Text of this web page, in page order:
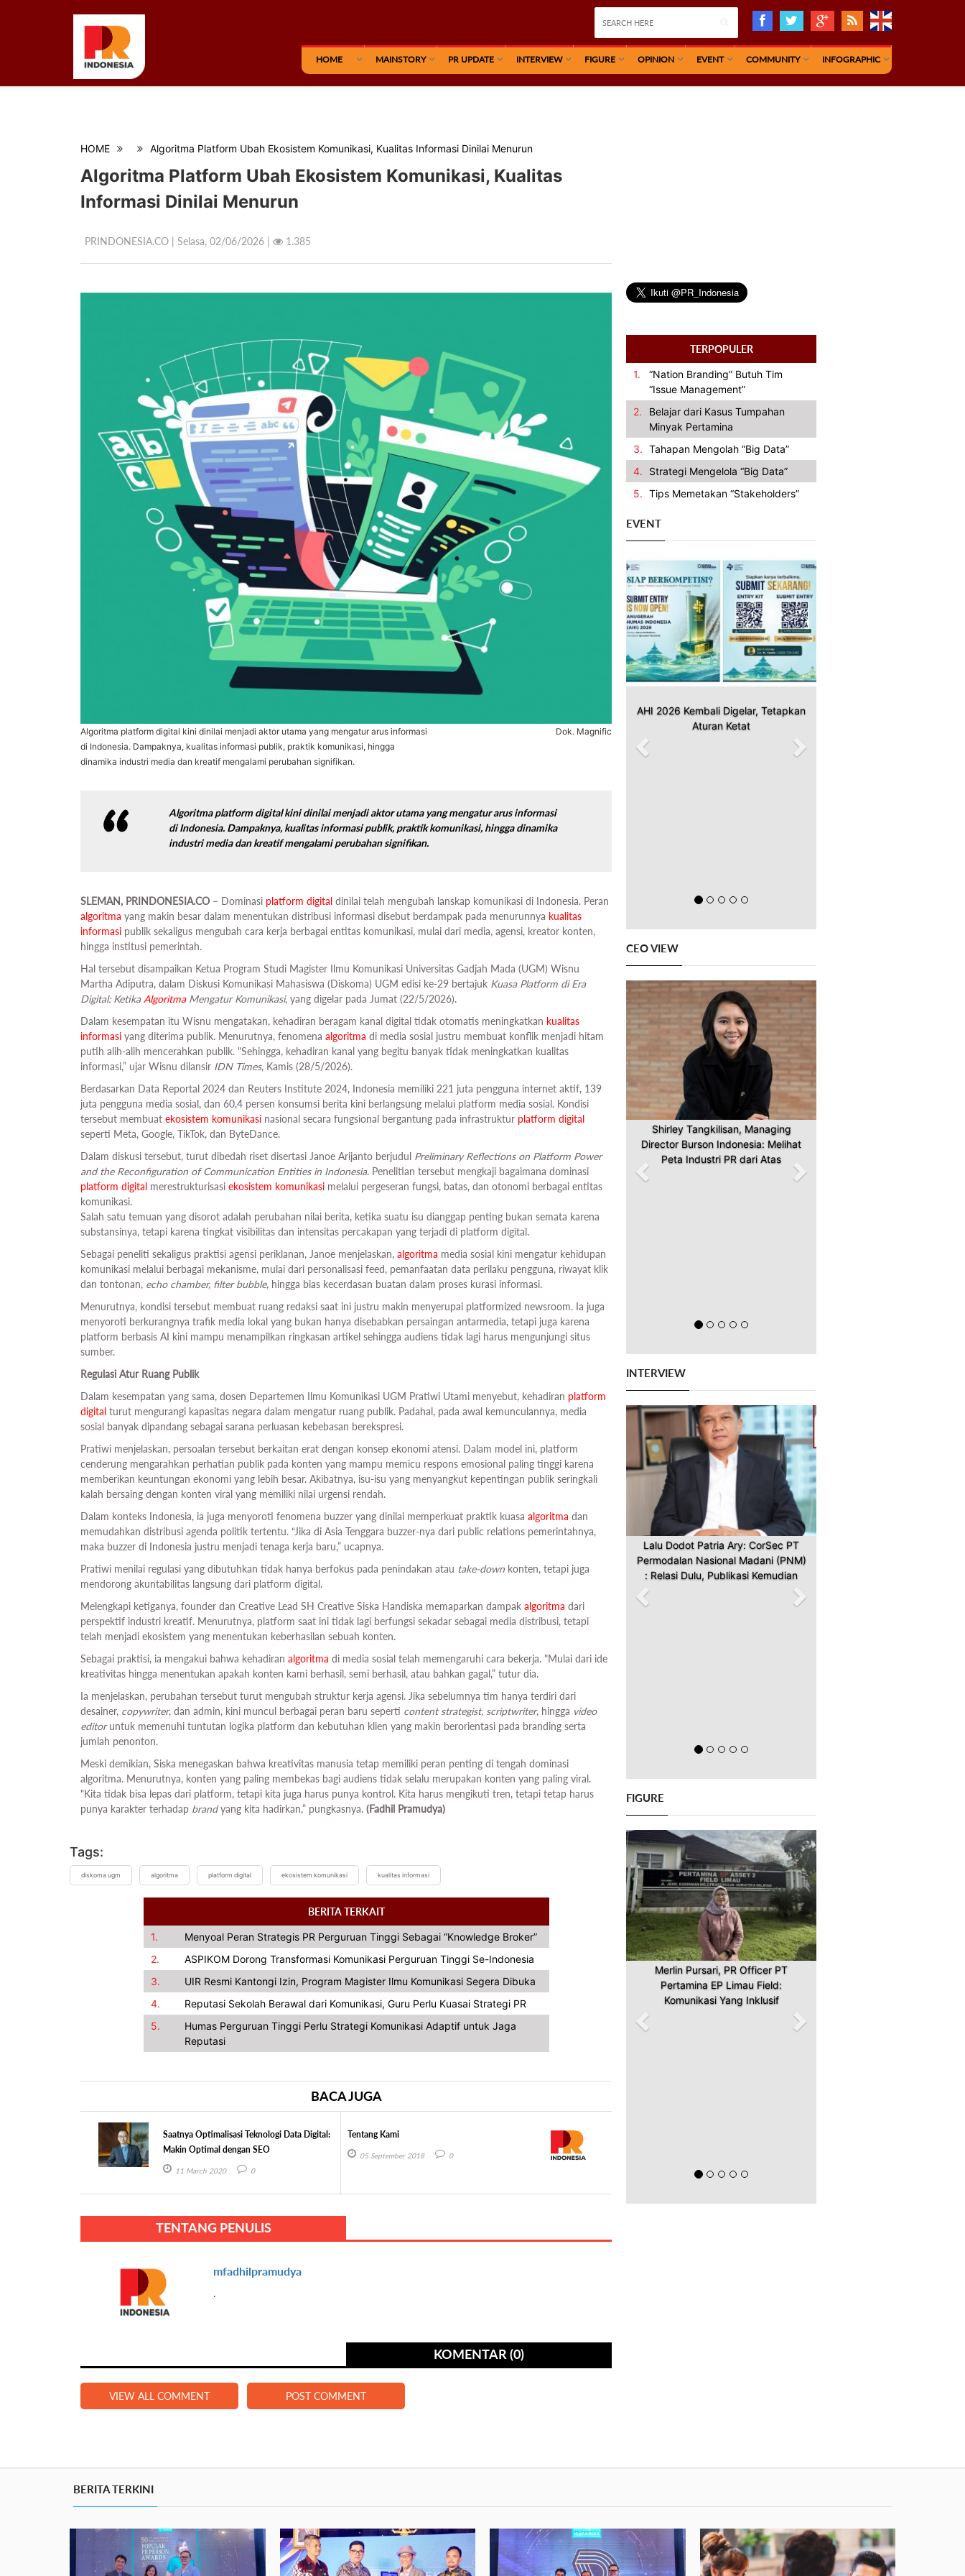
HOME MAINSTORY PR UPDATE INTERVIEW FIGURE OPINION EVENT COMMUNITY INFOGRAPHIC
HOME Algoritma Platform Ubah Ekosistem Komunikasi, Kualitas Informasi Dinilai Menurun
Algoritma Platform Ubah Ekosistem Komunikasi, Kualitas
Informasi Dinilai Menurun
PRINDONESIA.CO | Selasa, 02/06/2026 | 1.385
Algoritma platform digital kini dinilai menjadi aktor utama yang mengatur arus informasi
di Indonesia. Dampaknya, kualitas informasi publik, praktik komunikasi, hingga
dinamika industri media dan kreatif mengalami perubahan signifikan.
Dok. Magnific
Algoritma platform digital kini dinilai menjadi aktor utama yang mengatur arus informasi
di Indonesia. Dampaknya, kualitas informasi publik, praktik komunikasi, hingga dinamika
industri media dan kreatif mengalami perubahan signifikan.
SLEMAN, PRINDONESIA.CO – Dominasi platform digital dinilai telah mengubah lanskap komunikasi di Indonesia. Peran
algoritma yang makin besar dalam menentukan distribusi informasi disebut berdampak pada menurunnya kualitas
informasi publik sekaligus mengubah cara kerja berbagai entitas komunikasi, mulai dari media, agensi, kreator konten,
hingga institusi pemerintah.
Hal tersebut disampaikan Ketua Program Studi Magister Ilmu Komunikasi Universitas Gadjah Mada (UGM) Wisnu
Martha Adiputra, dalam Diskusi Komunikasi Mahasiswa (Diskoma) UGM edisi ke-29 bertajuk Kuasa Platform di Era
Digital: Ketika AlgoritmaMengatur Komunikasi, yang digelar pada Jumat (22/5/2026).
Dalam kesempatan itu Wisnu mengatakan, kehadiran beragam kanal digital tidak otomatis meningkatkan kualitas
informasi yang diterima publik. Menurutnya, fenomena algoritma di media sosial justru membuat konflik menjadi hitam
putih alih-alih mencerahkan publik. "Sehingga, kehadiran kanal yang begitu banyak tidak meningkatkan kualitas
informasi,” ujar Wisnu dilansir IDN Times, Kamis (28/5/2026).
Berdasarkan Data Reportal 2024 dan Reuters Institute 2024, Indonesia memiliki 221 juta pengguna internet aktif, 139
juta pengguna media sosial, dan 60,4 persen konsumsi berita kini berlangsung melalui platform media sosial. Kondisi
tersebut membuat ekosistem komunikasi nasional secara fungsional bergantung pada infrastruktur platform digital
seperti Meta, Google, TikTok, dan ByteDance.
Dalam diskusi tersebut, turut dibedah riset disertasi Janoe Arijanto berjudul Preliminary Reflections on Platform Power
and the Reconfiguration of Communication Entities in Indonesia. Penelitian tersebut mengkaji bagaimana dominasi
platform digital merestrukturisasi ekosistem komunikasi melalui pergeseran fungsi, batas, dan otonomi berbagai entitas
komunikasi.
Salah satu temuan yang disorot adalah perubahan nilai berita, ketika suatu isu dianggap penting bukan semata karena
substansinya, tetapi karena tingkat visibilitas dan intensitas percakapan yang terjadi di platform digital.
Sebagai peneliti sekaligus praktisi agensi periklanan, Janoe menjelaskan, algoritma media sosial kini mengatur kehidupan
komunikasi melalui berbagai mekanisme, mulai dari personalisasi feed, pemanfaatan data perilaku pengguna, riwayat klik
dan tontonan, echo chamber, filter bubble, hingga bias kecerdasan buatan dalam proses kurasi informasi.
Menurutnya, kondisi tersebut membuat ruang redaksi saat ini justru makin menyerupai platformized newsroom. Ia juga
menyoroti berkurangnya trafik media lokal yang bukan hanya disebabkan persaingan antarmedia, tetapi juga karena
platform berbasis AI kini mampu menampilkan ringkasan artikel sehingga audiens tidak lagi harus mengunjungi situs
sumber.
Regulasi Atur Ruang Publik
Dalam kesempatan yang sama, dosen Departemen Ilmu Komunikasi UGM Pratiwi Utami menyebut, kehadiran platform
digital turut mengurangi kapasitas negara dalam mengatur ruang publik. Padahal, pada awal kemunculannya, media
sosial banyak dipandang sebagai sarana perluasan kebebasan berekspresi.
Pratiwi menjelaskan, persoalan tersebut berkaitan erat dengan konsep ekonomi atensi. Dalam model ini, platform
cenderung mengarahkan perhatian publik pada konten yang mampu memicu respons emosional paling tinggi karena
memberikan keuntungan ekonomi yang lebih besar. Akibatnya, isu-isu yang menyangkut kepentingan publik seringkali
kalah bersaing dengan konten viral yang memiliki nilai urgensi rendah.
Dalam konteks Indonesia, ia juga menyoroti fenomena buzzer yang dinilai memperkuat praktik kuasa algoritma dan
memudahkan distribusi agenda politik tertentu. “Jika di Asia Tenggara buzzer-nya dari public relations pemerintahnya,
maka buzzer di Indonesia justru menjadi tenaga kerja baru,” ucapnya.
Pratiwi menilai regulasi yang dibutuhkan tidak hanya berfokus pada penindakan atau take-down konten, tetapi juga
mendorong akuntabilitas langsung dari platform digital.
Melengkapi ketiganya, founder dan Creative Lead SH Creative Siska Handiska memaparkan dampak algoritma dari
perspektif industri kreatif. Menurutnya, platform saat ini tidak lagi berfungsi sekadar sebagai media distribusi, tetapi
telah menjadi ekosistem yang menentukan keberhasilan sebuah konten.
Sebagai praktisi, ia mengakui bahwa kehadiran algoritma di media sosial telah memengaruhi cara bekerja. "Mulai dari ide
kreativitas hingga menentukan apakah konten kami berhasil, semi berhasil, atau bahkan gagal,” tutur dia.
Ia menjelaskan, perubahan tersebut turut mengubah struktur kerja agensi. Jika sebelumnya tim hanya terdiri dari
desainer, copywriter, dan admin, kini muncul berbagai peran baru seperti content strategist, scriptwriter, hingga video
editoruntuk memenuhi tuntutan logika platform dan kebutuhan klien yang makin berorientasi pada branding serta
jumlah penonton.
Meski demikian, Siska menegaskan bahwa kreativitas manusia tetap memiliki peran penting di tengah dominasi
algoritma. Menurutnya, konten yang paling membekas bagi audiens tidak selalu merupakan konten yang paling viral.
"Kita tidak bisa lepas dari platform, tetapi kita juga harus punya kontrol. Kita harus mengikuti tren, tetapi tetap harus
punya karakter terhadap brandyang kita hadirkan,” pungkasnya. (Fadhil Pramudya)
Tags:
diskoma ugm algoritma platform digital ekosistem komunikasi kualitas informasi
BERITA TERKAIT
1.
Menyoal Peran Strategis PR Perguruan Tinggi Sebagai “Knowledge Broker”
2.
ASPIKOM Dorong Transformasi Komunikasi Perguruan Tinggi Se-Indonesia
3.
UIR Resmi Kantongi Izin, Program Magister Ilmu Komunikasi Segera Dibuka
4.
Reputasi Sekolah Berawal dari Komunikasi, Guru Perlu Kuasai Strategi PR
5.
Humas Perguruan Tinggi Perlu Strategi Komunikasi Adaptif untuk Jaga
Reputasi
BACA JUGA
Saatnya Optimalisasi Teknologi Data Digital:
Makin Optimal dengan SEO
11 March 2020 0
Tentang Kami
05 September 2018 0
TENTANG PENULIS
mfadhilpramudya
.
KOMENTAR (0)
VIEW ALL COMMENT POST COMMENT
TERPOPULER
1.
“Nation Branding” Butuh Tim
“Issue Management”
2.
Belajar dari Kasus Tumpahan
Minyak Pertamina
3. Tahapan Mengolah “Big Data”
4.
Strategi Mengelola “Big Data”
5. Tips Memetakan “Stakeholders”
EVENT
AHI 2026 Kembali Digelar, Tetapkan
Aturan Ketat
Previous Next
CEO VIEW
Shirley Tangkilisan, Managing
Director Burson Indonesia: Melihat
Peta Industri PR dari Atas
Previous Next
INTERVIEW
Lalu Dodot Patria Ary: CorSec PT
Permodalan Nasional Madani (PNM)
: Relasi Dulu, Publikasi Kemudian
Previous Next
FIGURE
Merlin Pursari, PR Officer PT
Pertamina EP Limau Field:
Komunikasi Yang Inklusif
Previous Next
BERITA TERKINI